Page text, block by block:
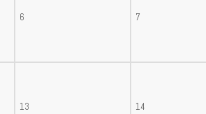
6 7
13 14